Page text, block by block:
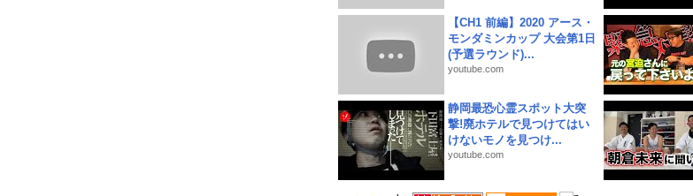
【CH1 前編】2020 アース・
モンダミンカップ 大会第1日
(予選ラウンド)...
youtube.com
静岡最恐心霊スポット大突
撃!廃ホテルで見つけてはい
けないモノを見つけ...
youtube.com